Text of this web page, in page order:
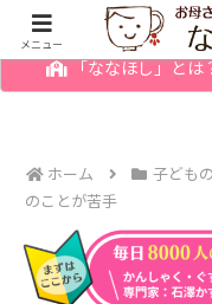
幼児の発達障害・育
「ななほし」とは
ホーム 子ども
のことが苦手
メニュー